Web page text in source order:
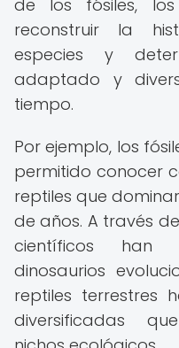
de los fósiles,
reconstruir la
especies y
adaptado y
tiempo.
Por ejemplo, los
permitido conocer
reptiles que
de años. A través
científicos han
dinosaurios
reptiles terrestres
diversificadas